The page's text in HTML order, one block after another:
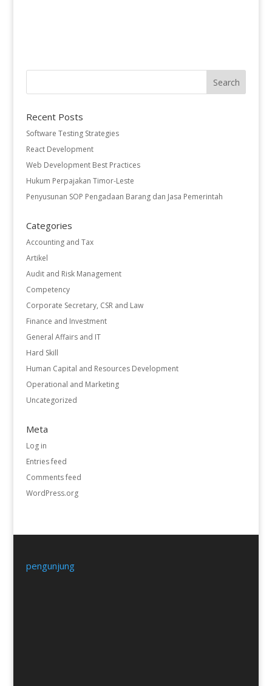
Recent Posts
Software Testing Strategies
React Development
Web Development Best Practices
Hukum Perpajakan Timor-Leste
Penyusunan SOP Pengadaan Barang dan Jasa Pemerintah
Categories
Accounting and Tax
Artikel
Audit and Risk Management
Competency
Corporate Secretary, CSR and Law
Finance and Investment
General Affairs and IT
Hard Skill
Human Capital and Resources Development
Operational and Marketing
Uncategorized
Meta
Log in
Entries feed
Comments feed
WordPress.org
pengunjung